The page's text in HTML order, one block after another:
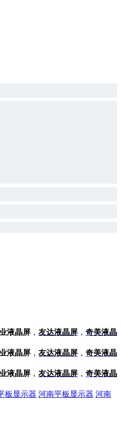
液晶屏 ， 友达液晶屏 ， 奇美液晶
液晶屏 ， 友达液晶屏 ， 奇美液晶
液晶屏 ， 友达液晶屏 ， 奇美液晶
板显示器 河南平板显示器 河南